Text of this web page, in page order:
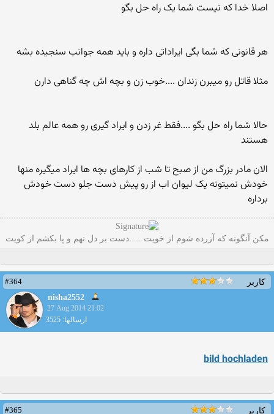
اصلا خدا که نیست شما یک راه حل بگو
هر قانونی که شما بگی ایراداتی داره و باید همه جوانب سنجیده بشه
مثلا قاتل رو میبرن زندان ....خوب زن و بچه اش چه گناهی دارن
حالا شما راه حل بگو ....فقط غر زدن و ایراد گیری رو همه عالم بلد
هستند
الان مادر بزرگ من از صبح تا شب از کارهای بچه ها ایراد میگیره منها
خودش نمیتونه یک لیوان اب از رو پیش دست جلو دست خودش
برداره
مکن آنگونه که آزرده شوم از خویت .....دست بر دل نهم و پا بکشم از کویت
کاربر
#364
nisha2552
27 Aug 2014 21:02
ارسالها: 3525
bild hochladen
کاربر
#365